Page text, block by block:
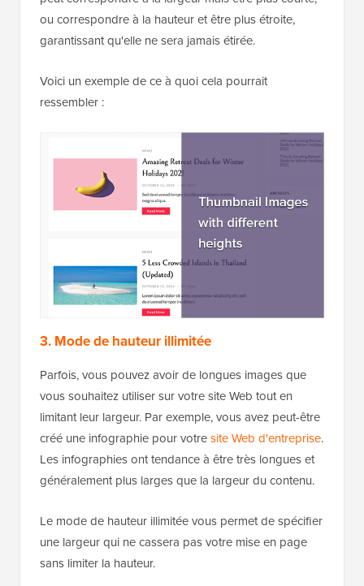
C'est parce que le mode de recadrage doux est
activé par défaut.
Le recadrage douxredimensionne l'imagepour
qu'elle s'adapte aux dimensions que vous avez
définies tout en conservant les proportions d'origine.
Cela signifie qu'il ne déformera ni ne coupera aucune
partie de votre image.
Selon la forme de l'image d'origine, la version finale
peut correspondre à la largeur mais être plus courte,
ou correspondre à la hauteur et être plus étroite,
garantissant qu'elle ne sera jamais étirée.
Voici un exemple de ce à quoi cela pourrait
ressembler :